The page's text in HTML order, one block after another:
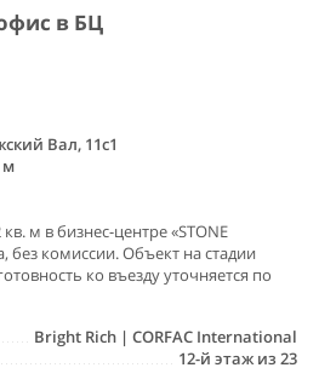
в БЦ
Вал, 11с1
м
м в бизнес-центре «STONE
без комиссии. Объект на стадии
ко въезду уточняется по
Bright Rich | CORFAC International
12-й этаж из 23